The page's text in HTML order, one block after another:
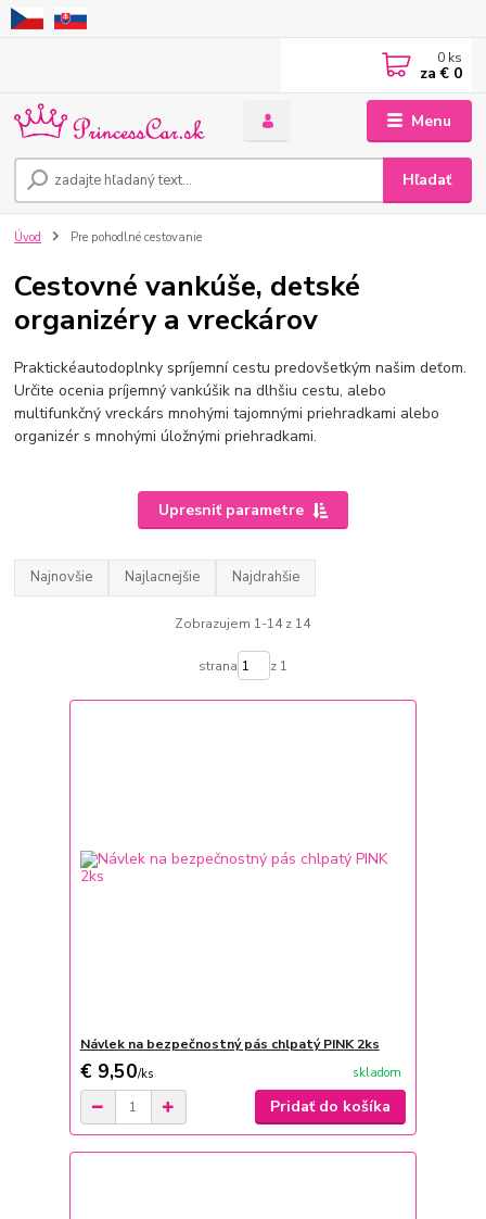
Menu
Hľadať
0 ks
za € 0
Úvod Pre pohodlné cestovanie
Cestovné vankúše, detské
organizéry a vreckárov
Praktickéautodoplnky spríjemní cestupredovšetkým našim deťom.
Určite ocenia príjemnývankúšik na dlhšiu cestu, alebo
multifunkčnývreckárs mnohými tajomnými priehradkami alebo
organizér s mnohými úložnýmipriehradkami.
Upresniť parametre
Najnovšie Najlacnejšie Najdrahšie
Zobrazujem 1-14 z 14
strana z 1
Návlek na bezpečnostný pás chlpatý PINK 2ks
€ 9,50/ks skladom
Pridať do košíka